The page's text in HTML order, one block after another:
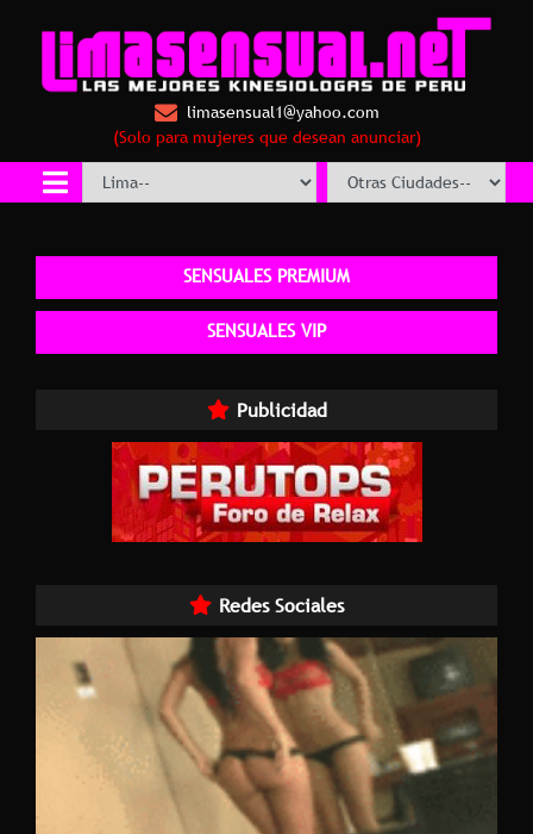
limasensual1@yahoo.com
(Solo para mujeres que desean anunciar)
Publicidad
SENSUALES PREMIUM
SENSUALES VIP
Redes Sociales